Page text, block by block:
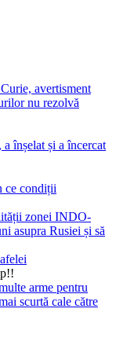
avertisment
nu rezolvă
înșelat și a încercat
ce condiții
zonei INDO-
asupra Rusiei și să
arme pentru
scurtă cale către